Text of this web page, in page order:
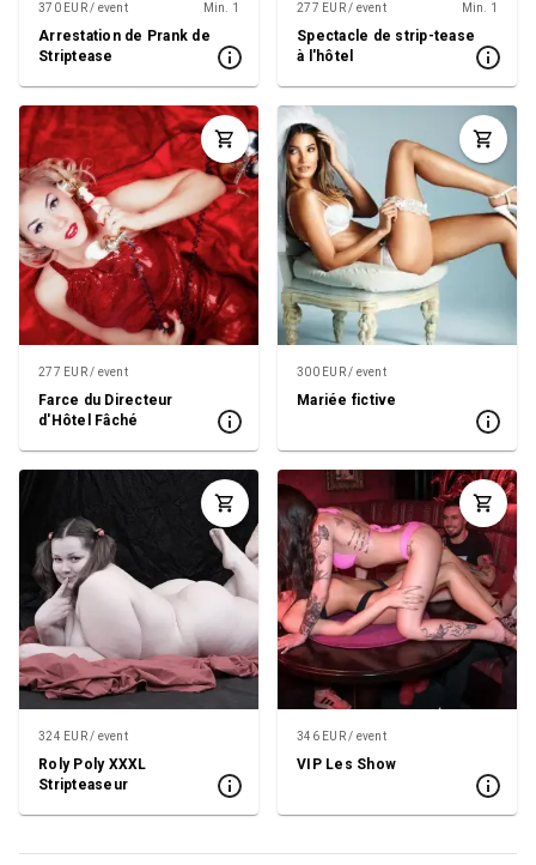
370 EUR / event Min. 1
Arrestation de Prank de
Striptease
277 EUR / event Min. 1
Spectacle de strip-tease
à l'hôtel
277 EUR / event
Farce du Directeur
d'Hôtel Fâché
300 EUR / event
Mariée fictive
324 EUR / event
Roly Poly XXXL
Stripteaseur
346 EUR / event
VIP Les Show